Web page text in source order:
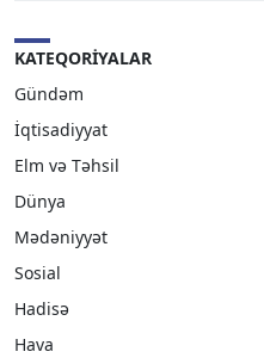
KATEQORIYALAR
Gündəm
İqtisadiyyat
Elm və Təhsil
Dünya
Mədəniyyət
Sosial
Hadisə
Hava